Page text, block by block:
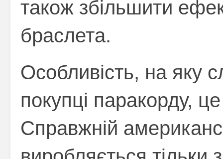
також збільшити
браслета.
Особливість, на яку
покупці паракорду,
Справжній